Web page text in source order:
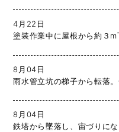
4月22日
塗装作業中に屋根から約３m
8月04日
雨水管立坑の梯子から転落
8月04日
鉄塔から墜落し、宙づりに